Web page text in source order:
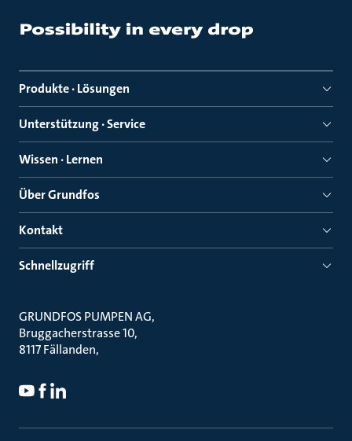
Produkte · Lösungen
Unterstützung · Service
Wissen · Lernen
Über Grundfos
Kontakt
Schnellzugriff
GRUNDFOS PUMPEN AG
Bruggacherstrasse 10
8117 Fällanden